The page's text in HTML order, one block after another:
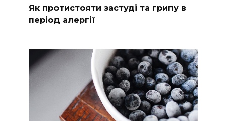
Як протистояти застуді та грипу в
період алергії